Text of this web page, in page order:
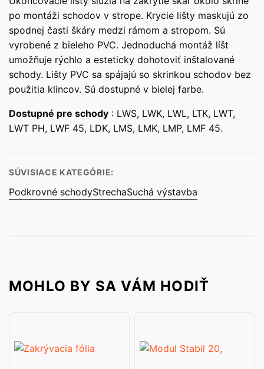
po montáži schodov v strope. Krycie lišty maskujú zo
spodnej časti škáry medzi rámom a stropom. Sú
vyrobené z bieleho PVC. Jednoduchá montáž líšt
umožňuje rýchlo a esteticky dohotoviť inštalované
schody. Lišty PVC sa spájajú so skrinkou schodov bez
použitia klincov. Sú dostupné v bielej farbe.
Dostupné pre schody : LWS, LWK, LWL, LTK, LWT,
LWT PH, LWF 45, LDK, LMS, LMK, LMP, LMF 45.
SÚVISIACE KATEGÓRIE:
Podkrovné schodyStrechaSuchá výstavba
MOHLO BY SA VÁM HODIŤ